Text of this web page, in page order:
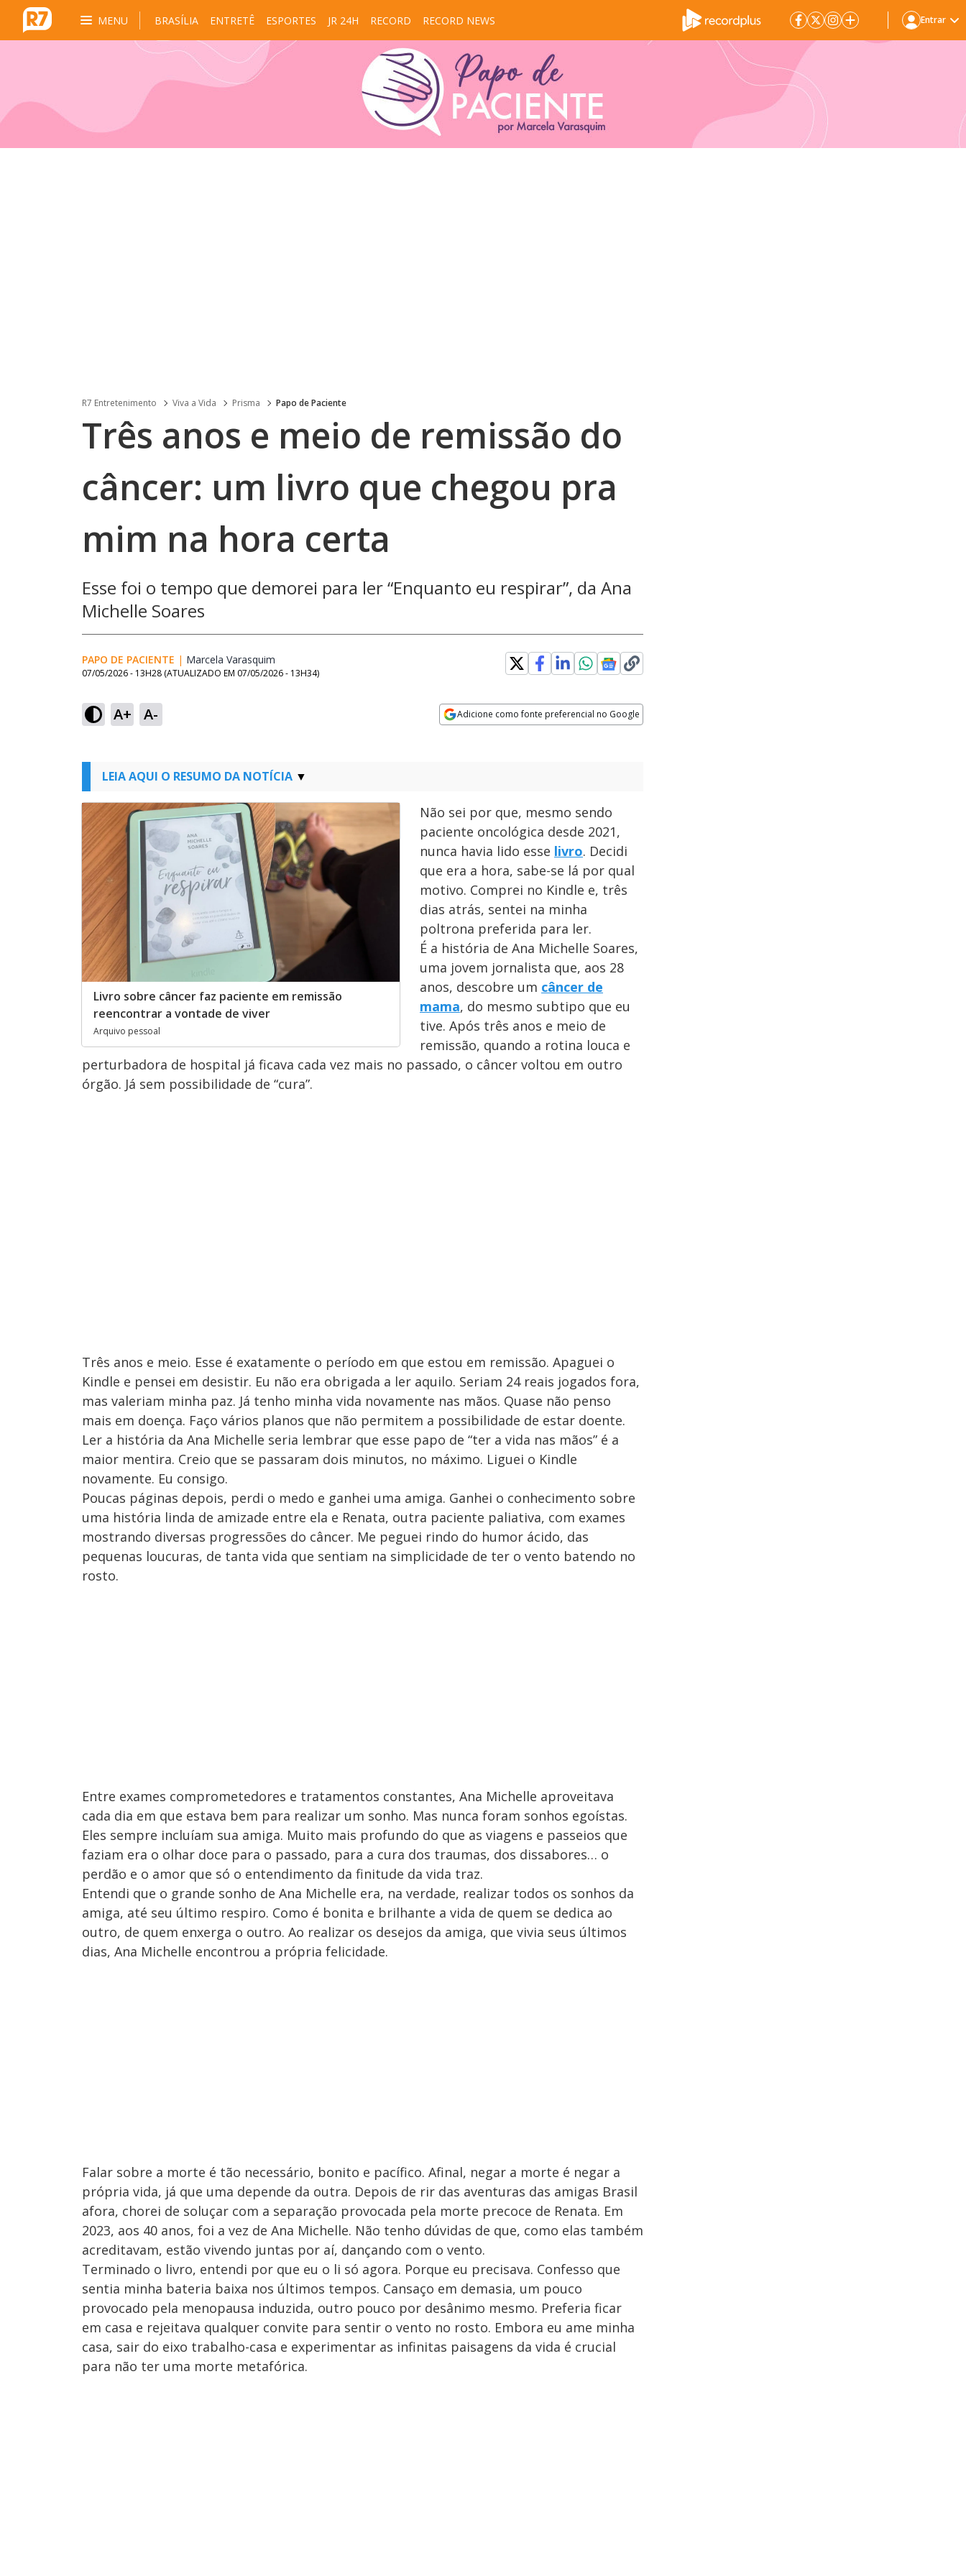
MENU BRASÍLIA ENTRETÊ ESPORTES JR 24H RECORD RECORD NEWS Entrar
R7 Entretenimento Viva a Vida Prisma Papo de Paciente
Três anos e meio de remissão do
câncer: um livro que chegou pra
mim na hora certa
Esse foi o tempo que demorei para ler “Enquanto eu respirar”, da Ana
Michelle Soares
PAPO DE PACIENTE | Marcela Varasquim
07/05/2026 - 13H28 (ATUALIZADO EM 07/05/2026 - 13H34)
A+ A- Adicione como fonte preferencial no Google
LEIA AQUI O RESUMO DA NOTÍCIA
Livro sobre câncer faz paciente em remissão
reencontrar a vontade de viver
Arquivo pessoal
Não sei por que, mesmo sendo
paciente oncológica desde 2021,
nunca havia lido esse livro. Decidi
que era a hora, sabe-se lá por qual
motivo. Comprei no Kindle e, três
dias atrás, sentei na minha
poltrona preferida para ler.
É a história de Ana Michelle Soares,
uma jovem jornalista que, aos 28
anos, descobre um câncer de
mama, do mesmo subtipo que eu
tive. Após três anos e meio de
remissão, quando a rotina louca e
perturbadora de hospital já ficava cada vez mais no passado, o câncer voltou em outro
órgão. Já sem possibilidade de “cura”.
Três anos e meio. Esse é exatamente o período em que estou em remissão. Apaguei o
Kindle e pensei em desistir. Eu não era obrigada a ler aquilo. Seriam 24 reais jogados fora,
mas valeriam minha paz. Já tenho minha vida novamente nas mãos. Quase não penso
mais em doença. Faço vários planos que não permitem a possibilidade de estar doente.
Ler a história da Ana Michelle seria lembrar que esse papo de “ter a vida nas mãos” é a
maior mentira. Creio que se passaram dois minutos, no máximo. Liguei o Kindle
novamente. Eu consigo.
Poucas páginas depois, perdi o medo e ganhei uma amiga. Ganhei o conhecimento sobre
uma história linda de amizade entre ela e Renata, outra paciente paliativa, com exames
mostrando diversas progressões do câncer. Me peguei rindo do humor ácido, das
pequenas loucuras, de tanta vida que sentiam na simplicidade de ter o vento batendo no
rosto.
Entre exames comprometedores e tratamentos constantes, Ana Michelle aproveitava
cada dia em que estava bem para realizar um sonho. Mas nunca foram sonhos egoístas.
Eles sempre incluíam sua amiga. Muito mais profundo do que as viagens e passeios que
faziam era o olhar doce para o passado, para a cura dos traumas, dos dissabores… o
perdão e o amor que só o entendimento da finitude da vida traz.
Entendi que o grande sonho de Ana Michelle era, na verdade, realizar todos os sonhos da
amiga, até seu último respiro. Como é bonita e brilhante a vida de quem se dedica ao
outro, de quem enxerga o outro. Ao realizar os desejos da amiga, que vivia seus últimos
dias, Ana Michelle encontrou a própria felicidade.
Falar sobre a morte é tão necessário, bonito e pacífico. Afinal, negar a morte é negar a
própria vida, já que uma depende da outra. Depois de rir das aventuras das amigas Brasil
afora, chorei de soluçar com a separação provocada pela morte precoce de Renata. Em
2023, aos 40 anos, foi a vez de Ana Michelle. Não tenho dúvidas de que, como elas também
acreditavam, estão vivendo juntas por aí, dançando com o vento.
Terminado o livro, entendi por que eu o li só agora. Porque eu precisava. Confesso que
sentia minha bateria baixa nos últimos tempos. Cansaço em demasia, um pouco
provocado pela menopausa induzida, outro pouco por desânimo mesmo. Preferia ficar
em casa e rejeitava qualquer convite para sentir o vento no rosto. Embora eu ame minha
casa, sair do eixo trabalho-casa e experimentar as infinitas paisagens da vida é crucial
para não ter uma morte metafórica.